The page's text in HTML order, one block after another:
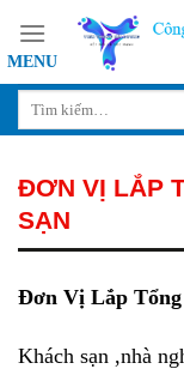
content
ĐƠN VỊ LẮP
SẠN
Đơn Vị Lắp
Khách sạn ,nhà